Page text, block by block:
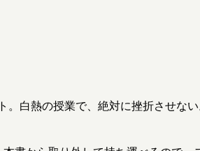
白熱の授業で、絶対に挫折させない